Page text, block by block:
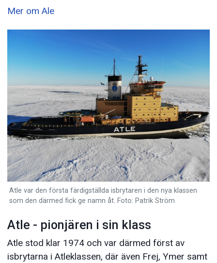
Mer om Ale
Atle var den första färdigställda isbrytaren i den nya klassen
som den därmed fick ge namn åt. Foto: Patrik Ström
Atle - pionjären i sin klass
Atle stod klar 1974 och var därmed först av
isbrytarna i Atleklassen, där även Frej, Ymer samt